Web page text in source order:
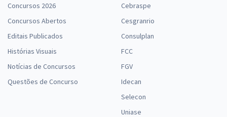
Concursos 2026
Concursos Abertos
Editais Publicados
Histórias Visuais
Notícias de Concursos
Questões de Concurso
Cebraspe
Cesgranrio
Consulplan
FCC
FGV
Idecan
Selecon
Uniase